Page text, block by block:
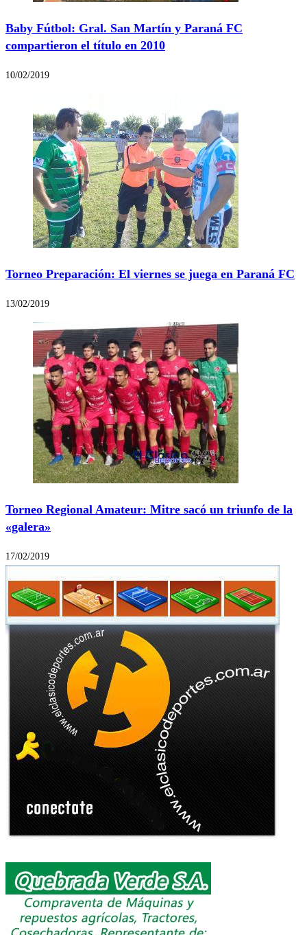
Baby Fútbol: Gral. San Martín y Paraná FC
compartieron el título en 2010
10/02/2019
Torneo Preparación: El viernes se juega en Paraná FC
13/02/2019
Torneo Regional Amateur: Mitre sacó un triunfo de la
«galera»
17/02/2019